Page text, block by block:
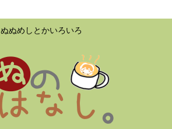
ぬぬめしとかいろいろ